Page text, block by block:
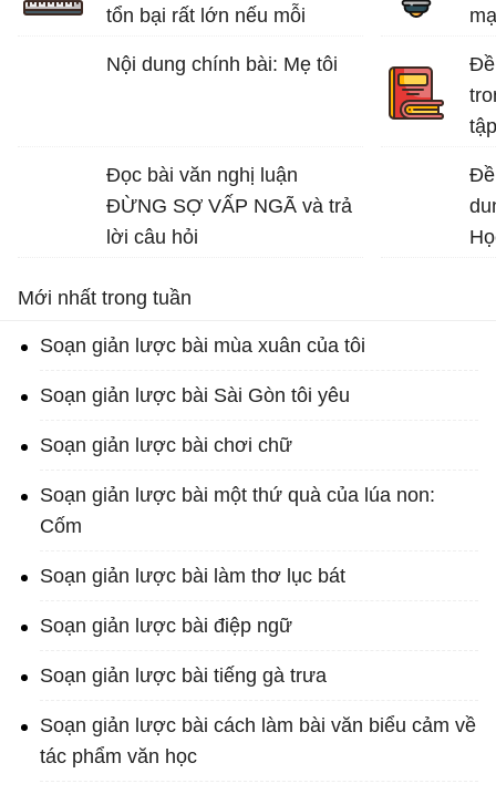
tổn bại rất lớn nếu mỗi
vệ môi trường sống.
Nội dung chính bài: Mẹ tôi
Đọc bài văn nghị luận
ĐỪNG SỢ VẤP NGÃ và trả
lời câu hỏi
Đề
Đề
Mới nhất trong tuần
Soạn giản lược bài mùa xuân của tôi
Soạn giản lược bài Sài Gòn tôi yêu
Soạn giản lược bài chơi chữ
Soạn giản lược bài một thứ quà của lúa non:
Cốm
Soạn giản lược bài làm thơ lục bát
Soạn giản lược bài điệp ngữ
Soạn giản lược bài tiếng gà trưa
Soạn giản lược bài cách làm bài văn biểu cảm về
tác phẩm văn học